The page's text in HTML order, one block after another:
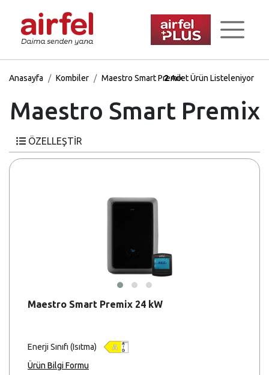
Anasayfa Kombiler Maestro Smart Premix
2Adet Ürün Listeleniyor
Maestro Smart Premix
ÖZELLEŞTİR
Maestro Smart Premix 24 kW
Enerji Sınıfı (Isıtma)
Ürün Bilgi Formu